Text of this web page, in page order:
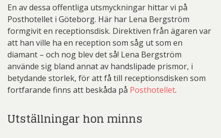
En av dessa offentliga utsmyckningar hittar vi på
Posthotellet i Göteborg. Här har Lena Bergström
formgivit en receptionsdisk. Direktiven från ägaren var
att han ville ha en reception som såg ut som en
diamant – och nog blev det så! Lena Bergström
använde sig bland annat av handslipade prismor, i
betydande storlek, för att få till receptionsdisken som
fortfarande finns att beskåda på Posthotellet.
Utställningar hon minns